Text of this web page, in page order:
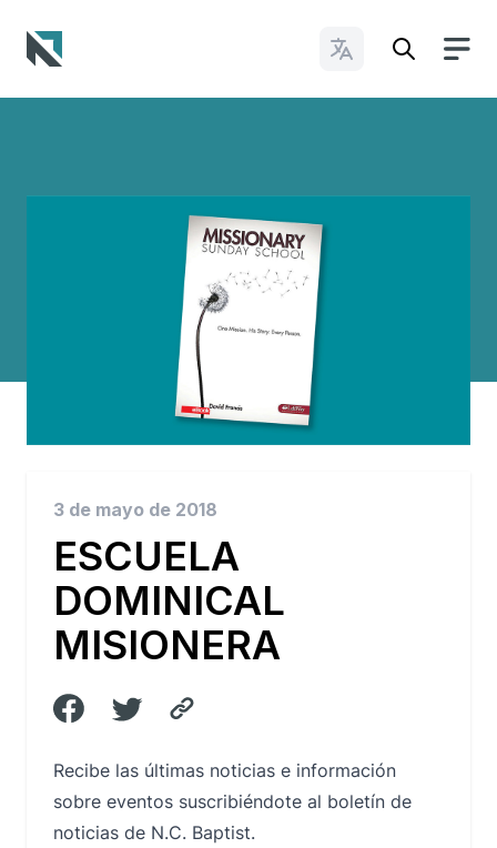
Cambiar idioma
3 de mayo de 2018
ESCUELA
DOMINICAL
MISIONERA
Recibe las últimas noticias e información
sobre eventos suscribiéndote al boletín de
noticias de N.C. Baptist.